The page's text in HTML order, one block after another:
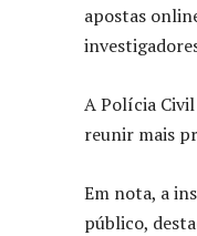
apostas
A Polícia
reunir mais
Em nota, a
público,